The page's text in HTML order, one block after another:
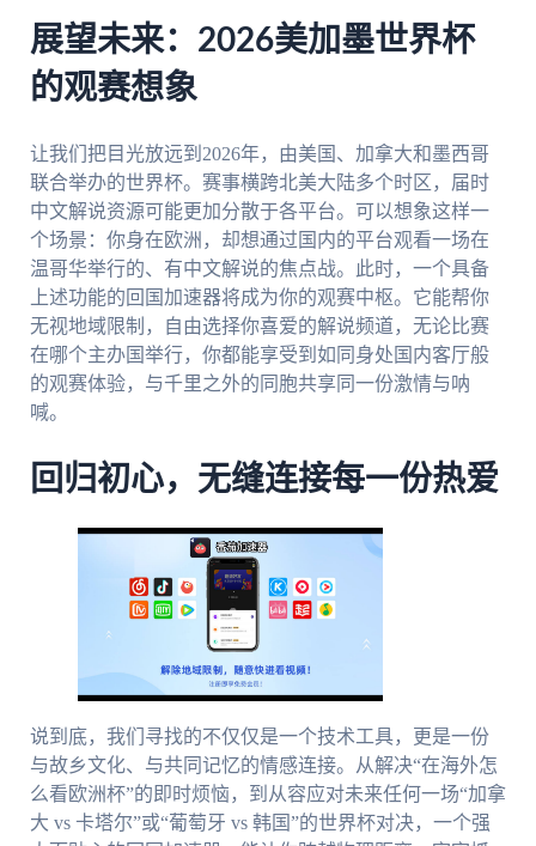
展望未来：2026美加墨世界杯
的观赛想象
让我们把目光放远到2026年，由美国、加拿大和墨西哥
联合举办的世界杯。赛事横跨北美大陆多个时区，届时
中文解说资源可能更加分散于各平台。可以想象这样一
个场景：你身在欧洲，却想通过国内的平台观看一场在
温哥华举行的、有中文解说的焦点战。此时，一个具备
上述功能的回国加速器将成为你的观赛中枢。它能帮你
无视地域限制，自由选择你喜爱的解说频道，无论比赛
在哪个主办国举行，你都能享受到如同身处国内客厅般
的观赛体验，与千里之外的同胞共享同一份激情与呐
喊。
回归初心，无缝连接每一份热爱
说到底，我们寻找的不仅仅是一个技术工具，更是一份
与故乡文化、与共同记忆的情感连接。从解决“在海外怎
么看欧洲杯”的即时烦恼，到从容应对未来任何一场“加拿
大 vs 卡塔尔”或“葡萄牙 vs 韩国”的世界杯对决，一个强